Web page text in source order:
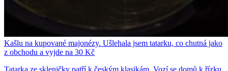
Kašlu na kupované majonézy. Ušlehala jsem tatarku, co chutná jako
z obchodu a vyjde na 30 Kč
Tatarka ze skleničky patří k českým klasikám. Vozí se domů k řízku,